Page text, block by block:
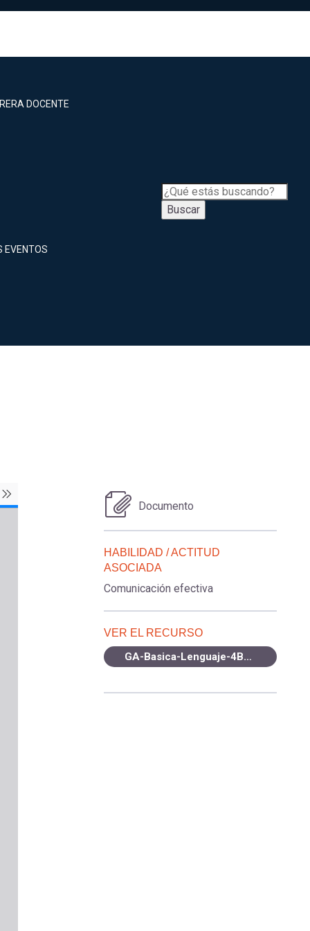
DOCENTE
EVENTOS
Buscar
Documento
HABILIDAD / ACTITUD
ASOCIADA
Comunicación efectiva
VER EL RECURSO
GA-Basica-Lenguaje-4B-OA4-2021.pdf